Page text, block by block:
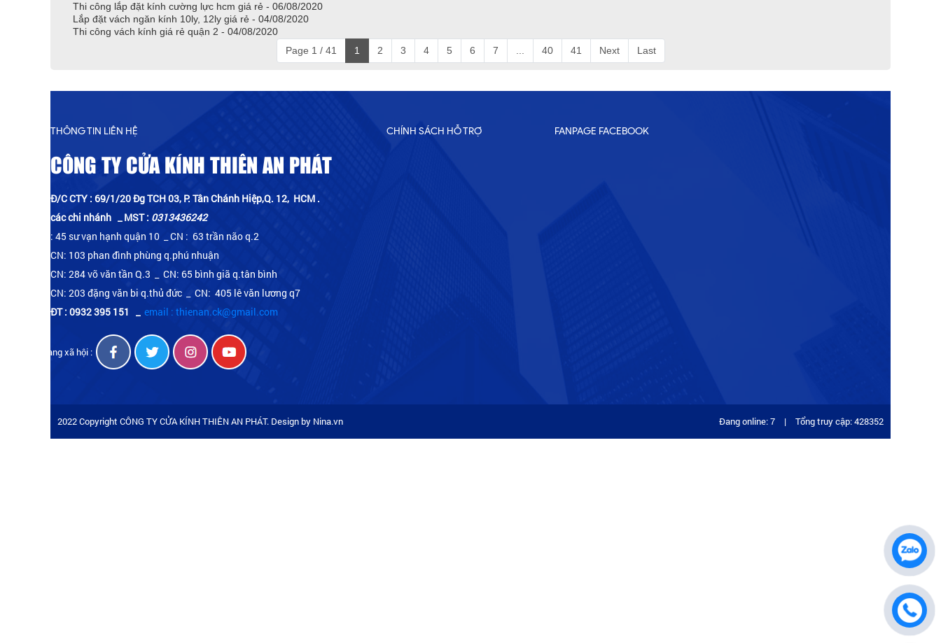
Thi công lắp đặt kính cường lực hcm giá rẻ - 06/08/2020
Lắp đặt vách ngăn kính 10ly, 12ly giá rẻ - 04/08/2020
Thi công vách kính giá rẻ quận 2 - 04/08/2020
Page 1 / 41
1 2 3 4 5 6 7 40 41 Next Last
THÔNG TIN LIÊN HỆ
CÔNG TY CỬA KÍNH THIÊN AN PHÁT
Đ/C CTY : 69/1/20 Đg TCH 03, P. Tân Chánh Hiệp,Q. 12, HCM .
các chi nhánh _ MST : 0313436242
: 45 sư vạn hạnh quận 10 _ CN : 63 trần não q.2
CN: 103 phan đình phùng q.phú nhuận
CN: 284 võ văn tần Q.3 _ CN: 65 bình giã q.tân bình
CN: 203 đặng văn bi q.thủ đức _ CN: 405 lê văn lương q7
ĐT : 0932 395 151 _ email : thienan.ck@gmail.com
Mạng xã hội :
CHÍNH SÁCH HỖ TRỢ FANPAGE FACEBOOK
2022 Copyright CÔNG TY CỬA KÍNH THIÊN AN PHÁT. Design by Nina.vn Đang online: 7 | Tổng truy cập: 428352